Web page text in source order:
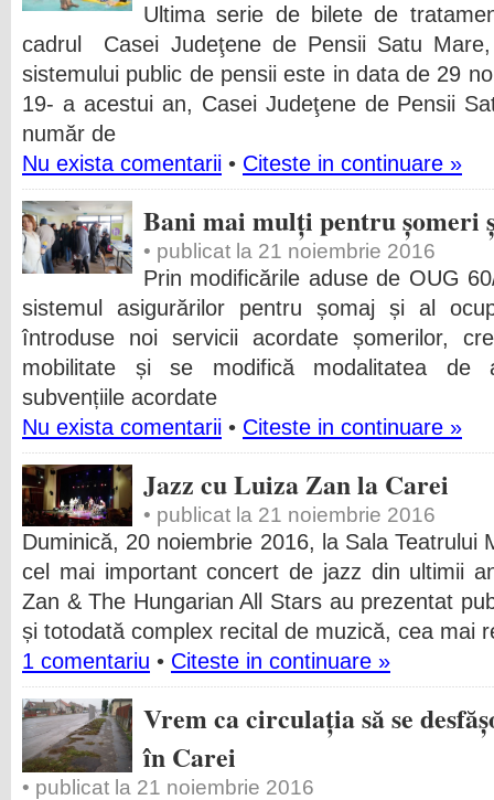
Ultima serie de bilete de
cadrul Casei Judeţene de Pensii Satu
sistemului public de pensii este in data de 29
19- a acestui an, Casei Judeţene de Pensii
număr de
Nu exista comentarii • Citeste in continuare »
Bani mai mulți pentru șomeri
• publicat la 21 noiembrie 2016
Prin modificările aduse de OUG
sistemul asigurărilor pentru șomaj și al
întroduse noi servicii acordate șomerilor,
mobilitate și se modifică modalitatea de
subvențiile acordate
Nu exista comentarii • Citeste in continuare »
Jazz cu Luiza Zan la Carei
• publicat la 21 noiembrie 2016
Duminică, 20 noiembrie 2016, la Sala Teatrului
cel mai important concert de jazz din ultimii
Zan & The Hungarian All Stars au prezentat
și totodată complex recital de muzică, cea mai
1 comentariu • Citeste in continuare »
Vrem ca circulația să se
în Carei
• publicat la 21 noiembrie 2016